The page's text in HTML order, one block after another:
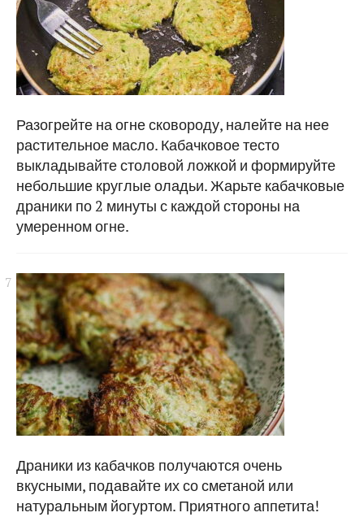
Разогрейте на огне сковороду, налейте на нее
растительное масло. Кабачковое тесто
выкладывайте столовой ложкой и формируйте
небольшие круглые оладьи. Жарьте кабачковые
драники по 2 минуты с каждой стороны на
умеренном огне.
Драники из кабачков получаются очень
вкусными, подавайте их со сметаной или
натуральным йогуртом. Приятного аппетита!